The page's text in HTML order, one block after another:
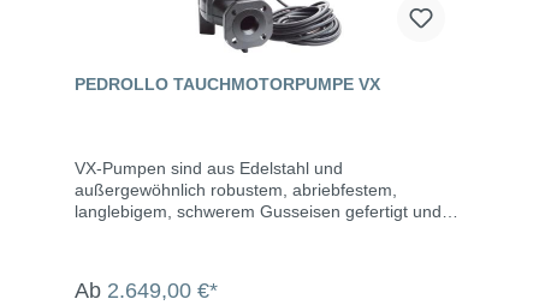
PEDROLLO TAUCHMOTORPUMPE VX
VX-Pumpen sind aus Edelstahl und
außergewöhnlich robustem, abriebfestem,
langlebigem, schwerem Gusseisen gefertigt und
Pumpen eignen sich zum Abpumpen von Fäkalien,
Ab 2.649,00 €*